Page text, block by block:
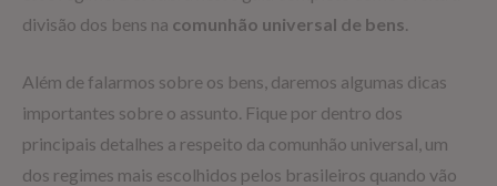
divisão dos bens na comunhão universal de bens
Além de falarmos sobre os bens, daremos algumas dicas
importantes sobre o assunto. Fique por dentro dos
principais detalhes a respeito da comunhão universal, um
dos regimes mais escolhidos pelos brasileiros quando vão